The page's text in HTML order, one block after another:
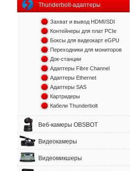
Thunderbolt-адаптеры
Захват и вывод HDMI/SDI
Контейнеры для плат PCIe
Боксы для видеокарт eGPU
Переходники для мониторов
Док-станции
Адаптеры Fibre Channel
Адаптеры Ethernet
Адаптеры SAS
Картридеры
Кабели Thunderbolt
Веб-камеры OBSBOT
Видеокамеры
Видеомикшеры